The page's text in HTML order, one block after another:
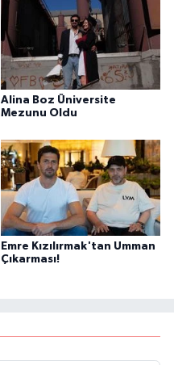
Alina Boz Üniversite
Mezunu Oldu
Emre Kızılırmak'tan Umman
Çıkarması!